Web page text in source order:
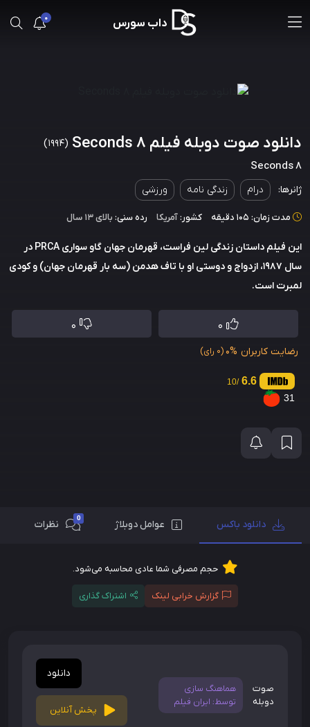
0 داب سورس
دانلود صوت دوبله فیلم 8 Seconds (1994)
8 Seconds
ژانرها: درام زندگی نامه ورزشی
مدت زمان: 105 دقیقه کشور:آمریکا رده سنی: بالای ۱۳ سال
این فیلم داستان زندگی لین فراست، قهرمان جهان گاو سواری PRCA در
سال 1987، ازدواج و دوستی او با تاف هدمن (سه بار قهرمان جهان) و کودی
لمبرت است.
0
0
رضایت کاربران 0% (0 رای)
6.6
/10
31
دانلود باکس عوامل دوبلاژ 0 نظرات
حجم مصرفی شما عادی محاسبه می‌شود.
گزارش خرابی لینک اشتراک گذاری
صوت
دوبله
هماهنگ سازی
توسط: ایران فیلم
دانلود
پخش آنلاین